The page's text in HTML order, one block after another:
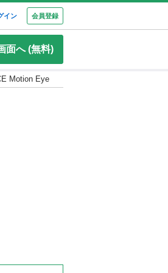
イン 会員登録
面へ (無料)
Motion Eye